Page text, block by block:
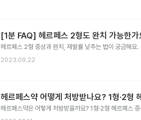
[1분 FAQ] 헤르페스 2형도 완치 가능한가
헤르페스 2형 증상과 완치, 재발률 낮추는 법이 궁금해요.
2023.09.22
헤르페스약 어떻게 처방받나요? 1형·2형
헤르페스약은 어떻게 처방받을까요? 1형·2형 헤르페스